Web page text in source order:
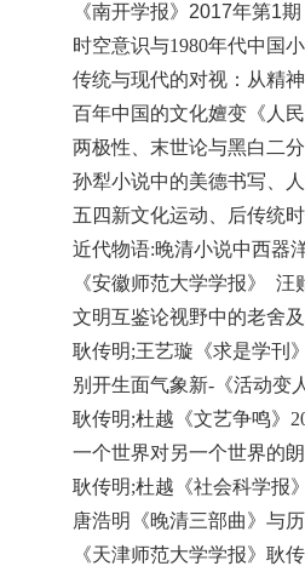
《南开学报》 2017年第1期
时空意识与1980年代中国
传统与现代的对视：从精
百年中国的文化嬗变 《人
两极性、末世论与黑白二
孙犁小说中的美德书写、
五四新文化运动、后传统
近代物语:晚清小说中西器
《安徽师范大学学报》
汪
文明互鉴论视野中的老舍
耿传明;王艺璇《求是学刊
别开生面气象新-《活动变
耿传明;杜越《文艺争鸣》
一个世界对另一个世界的
耿传明;杜越《社会科学报
唐浩明《晚清三部曲》与
《天津师范大学学报》耿